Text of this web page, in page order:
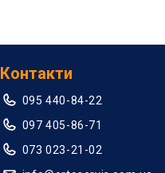
Контакти
095 440-84-22
097 405-86-71
073 023-21-02